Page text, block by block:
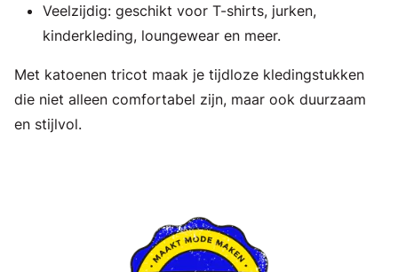
Veelzijdig: geschikt voor T-shirts, jurken,
kinderkleding, loungewear en meer.
Met katoenen tricot maak je tijdloze kledingstukken
die niet alleen comfortabel zijn, maar ook duurzaam
en stijlvol.